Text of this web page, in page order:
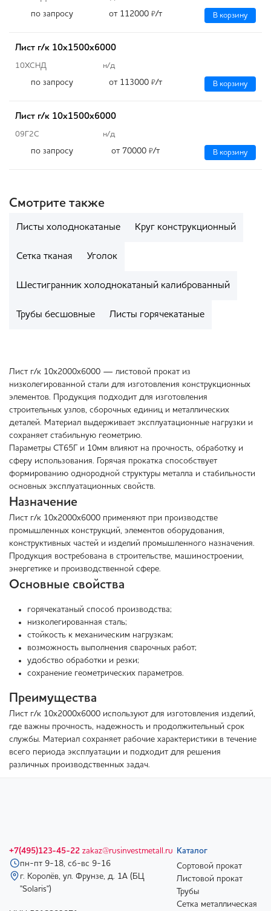
по запросу от 112000 ₽/т В корзину
Лист г/к 10х1500х6000
10ХСНД н/д
по запросу от 113000 ₽/т В корзину
Лист г/к 10х1500х6000
09Г2С н/д
по запросу от 70000 ₽/т В корзину
Смотрите также
Листы холоднокатаные Круг конструкционный
Сетка тканая Уголок
Шестигранник холоднокатаный калиброванный
Трубы бесшовные Листы горячекатаные
Лист г/к 10х2000х6000 — листовой прокат из
низколегированной стали для изготовления конструкционных
элементов. Продукция подходит для изготовления
строительных узлов, сборочных единиц и металлических
деталей. Материал выдерживает эксплуатационные нагрузки и
сохраняет стабильную геометрию.
Параметры СТ65Г и 10мм влияют на прочность, обработку и
сферу использования. Горячая прокатка способствует
формированию однородной структуры металла и стабильности
основных эксплуатационных свойств.
Назначение
Лист г/к 10х2000х6000 применяют при производстве
промышленных конструкций, элементов оборудования,
конструктивных частей и изделий промышленного назначения.
Продукция востребована в строительстве, машиностроении,
энергетике и производственной сфере.
Основные свойства
горячекатаный способ производства;
низколегированная сталь;
стойкость к механическим нагрузкам;
возможность выполнения сварочных работ;
удобство обработки и резки;
сохранение геометрических параметров.
Преимущества
Лист г/к 10х2000х6000 используют для изготовления изделий,
где важны прочность, надежность и продолжительный срок
службы. Материал сохраняет рабочие характеристики в течение
всего периода эксплуатации и подходит для решения
различных производственных задач.
+7(495)123-45-22 zakaz@rusinvestmetall.ru
пн-пт 9-18, сб-вс 9-16
г. Королёв, ул. Фрунзе, д. 1А (БЦ
"Solaris")
Каталог
Сортовой прокат
Листовой прокат
Трубы
Сетка металлическая